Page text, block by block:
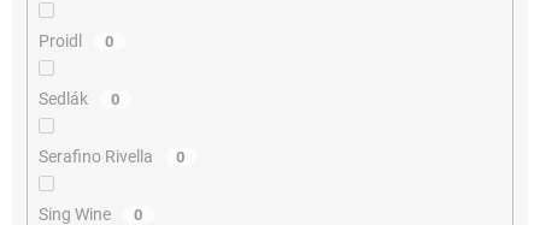
Proidl 0
Sedlák 0
Serafino Rivella 0
Sing Wine 0